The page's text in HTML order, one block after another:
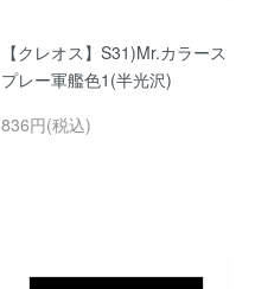
【クレオス】S31)Mr.カラース
プレー軍艦色1(半光沢)
836円(税込)